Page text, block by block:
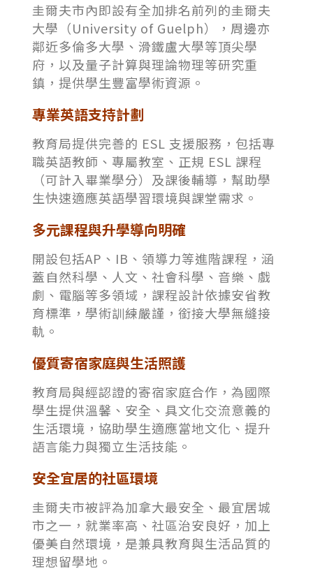
圭爾夫市內即設有全加排名前列的圭爾夫
大學（University of Guelph），周邊亦
鄰近多倫多大學、滑鐵盧大學等頂尖學
府，以及量子計算與理論物理等研究重
鎮，提供學生豐富學術資源。
專業英語支持計劃
教育局提供完善的 ESL 支援服務，包括專
職英語教師、專屬教室、正規 ESL 課程
（可計入畢業學分）及課後輔導，幫助學
生快速適應英語學習環境與課堂需求。
多元課程與升學導向明確
開設包括AP、IB、領導力等進階課程，涵
蓋自然科學、人文、社會科學、音樂、戲
劇、電腦等多領域，課程設計依據安省教
育標準，學術訓練嚴謹，銜接大學無縫接
軌。
優質寄宿家庭與生活照護
教育局與經認證的寄宿家庭合作，為國際
學生提供溫馨、安全、具文化交流意義的
生活環境，協助學生適應當地文化、提升
語言能力與獨立生活技能。
安全宜居的社區環境
圭爾夫市被評為加拿大最安全、最宜居城
市之一，就業率高、社區治安良好，加上
優美自然環境，是兼具教育與生活品質的
理想留學地。